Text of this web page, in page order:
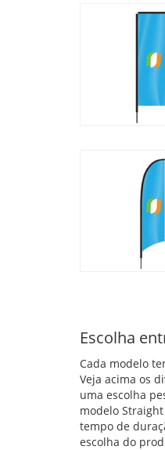
Escolha
Cada modelo
Veja acima os
uma escolha
modelo
tempo de
escolha do